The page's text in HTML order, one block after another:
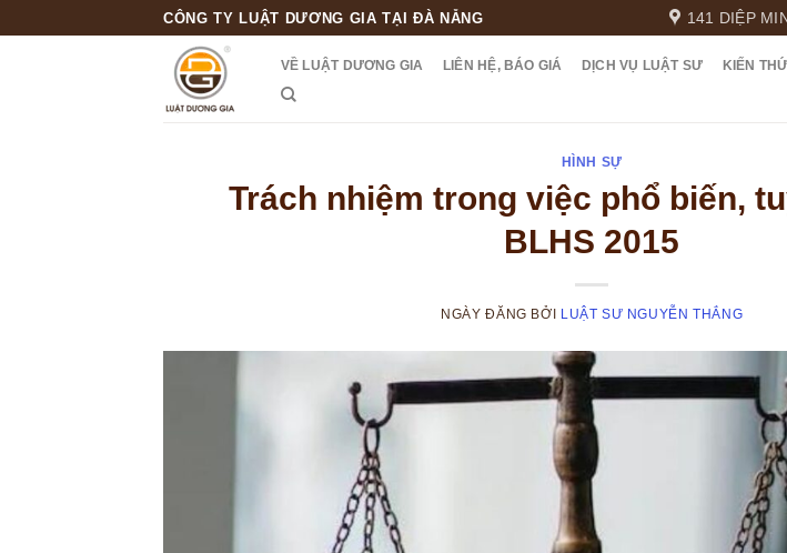
CÔNG TY LUẬT DƯƠNG GIA TẠI ĐÀ NẴNG 141 DIỆP
VỀ LUẬT DƯƠNG GIA LIÊN HỆ, BÁO GIÁ DỊCH VỤ LUẬT SƯ KIẾN
HÌNH SỰ
Trách nhiệm trong việc phổ biến,
BLHS 2015
NGÀY ĐĂNG BỞI LUẬT SƯ NGUYỄN THẮNG